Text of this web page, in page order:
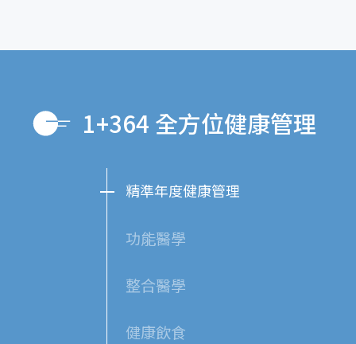
1+364 全方位健康管理
精準年度健康管理
功能醫學
整合醫學
健康飲食